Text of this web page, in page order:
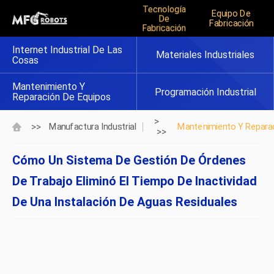
Tecnología
De
Fabricación
Equipo De
Fabricación
Internet Industrial De Las
Cosas
Materiales Industriales
Mantenimiento Y
Reparación De Equipos
Programación Industrial
>> Manufactura Industrial
>
>>
Mantenimiento Y
Cómo Un Sistema De Gestión De Órdenes
De Trabajo Eliminó El Tiempo De Inactividad
De Una Instalación De Aguas Residuales